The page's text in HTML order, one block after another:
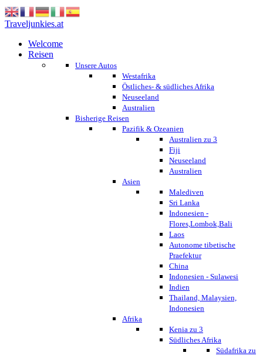
Traveljunkies.at
Welcome
Reisen
Unsere Autos
Westafrika
Östliches- & südliches Afrika
Neuseeland
Australien
Bisherige Reisen
Pazifik & Ozeanien
Australien zu 3
Fiji
Neuseeland
Australien
Asien
Malediven
Sri Lanka
Indonesien -
Flores,Lombok,Bali
Laos
Autonome tibetische
Praefektur
China
Indonesien - Sulawesi
Indien
Thailand, Malaysien,
Indonesien
Afrika
Kenia zu 3
Südliches Afrika
Südafrika zu